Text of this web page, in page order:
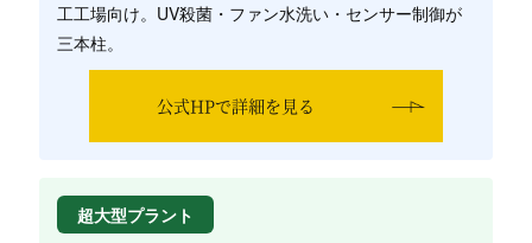
工工場向け。UV殺菌・ファン水洗い・センサー制御が
三本柱。
公式HPで詳細を見る
超大型プラント